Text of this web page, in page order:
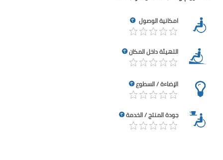
امكانية الوصول
التهيئة داخل المكان
الإضاءة / السطوع
جودة المنتج / الخدمة